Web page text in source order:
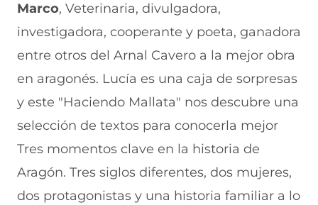
Marco, Veterinaria, divulgadora,
investigadora, cooperante y poeta, ganadora
entre otros del Arnal Cavero a la mejor obra
en aragonés. Lucía es una caja de sorpresas
y este "Haciendo Mallata" nos descubre una
selección de textos para conocerla mejor
Tres momentos clave en la historia de
Aragón. Tres siglos diferentes, dos mujeres,
dos protagonistas y una historia familiar a lo